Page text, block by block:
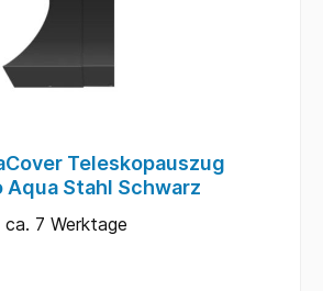
Teleskopauszug
Aqua Stahl Schwarz
7 Werktage